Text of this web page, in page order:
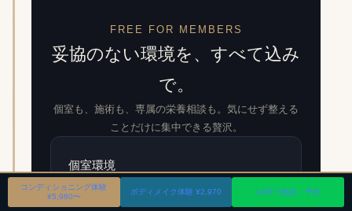
FREE FOR MEMBERS
妥協のない環境を、すべて込み
で。
個室も、施術も、専属の栄養相談も。気にせず整える
ことだけに集中できる贅沢。
個室環境
トレーニングルーム・施術室・パウダールー
ム。すべて完全個室でご用意しています。
コンディショニング体験
¥5,980〜
ボディメイク体験 ¥2,970 LINEで相談・予約